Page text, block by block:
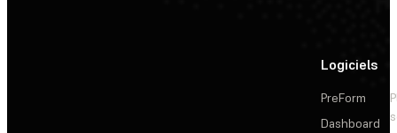
Logiciels
PreForm
Dashboard